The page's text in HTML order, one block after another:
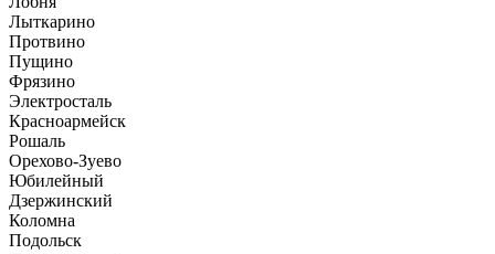
Лыткарино
Протвино
Пущино
Фрязино
Электросталь
Красноармейск
Рошаль
Орехово-Зуево
Юбилейный
Дзержинский
Коломна
Подольск